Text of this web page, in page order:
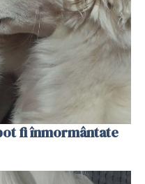
fi înmormântate